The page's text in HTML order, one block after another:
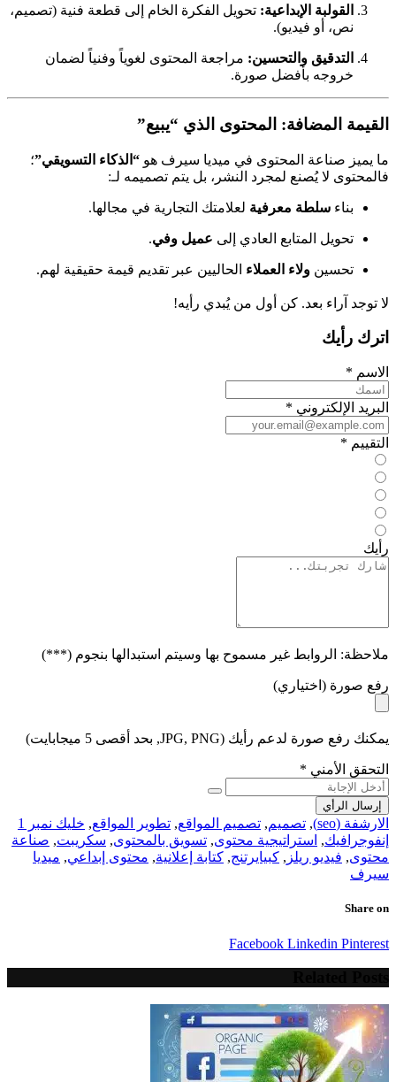
القولبة الإبداعية: تحويل الفكرة الخام إلى قطعة فنية (تصميم،
نص، أو فيديو).
التدقيق والتحسين: مراجعة المحتوى لغوياً وفنياً لضمان
خروجه بأفضل صورة.
القيمة المضافة: المحتوى الذي “يبيع”
ما يميز صناعة المحتوى في ميديا سيرف هو “الذكاء التسويقي”؛
فالمحتوى لا يُصنع لمجرد النشر، بل يتم تصميمه لـ:
بناء سلطة معرفية لعلامتك التجارية في مجالها.
تحويل المتابع العادي إلى عميل وفي.
تحسين ولاء العملاء الحاليين عبر تقديم قيمة حقيقية لهم.
لا توجد آراء بعد. كن أول من يُبدي رأيه!
اترك رأيك
الاسم *
البريد الإلكتروني *
التقييم *
رأيك
ملاحظة: الروابط غير مسموح بها وسيتم استبدالها بنجوم (***)
رفع صورة (اختياري)
يمكنك رفع صورة لدعم رأيك (JPG, PNG, بحد أقصى 5 ميجابايت)
التحقق الأمني *
إرسال الرأي
الارشفة (seo) , تصميم, تصميم المواقع, تطوير المواقع, خليك نمبر 1
إنفوجرافيك, استراتيجية محتوى, تسويق بالمحتوى, سكريبت, صناعة
محتوى, فيديو ريلز , كبيايرتنج, كتابة إعلانية, محتوى إبداعي, ميديا
سيرف
Share on
Facebook Linkedin Pinterest